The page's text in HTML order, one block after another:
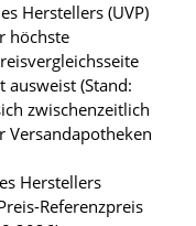
Herstellers (UVP)
höchste
(Stand:
zwischenzeitlich
Versandapotheken
Herstellers
Referenzpreis